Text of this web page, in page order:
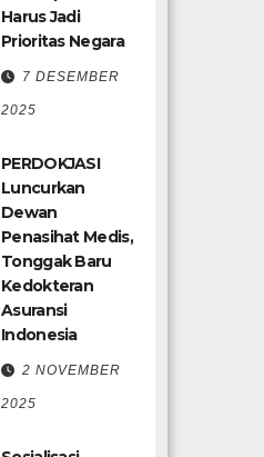
Harus Jadi
Prioritas Negara
7 DESEMBER
2025
PERDOKJASI
Luncurkan
Dewan
Penasihat Medis,
Tonggak Baru
Kedokteran
Asuransi
Indonesia
2 NOVEMBER
2025